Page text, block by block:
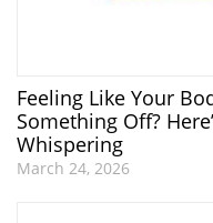
Feeling Like Your
Something Off?
Whispering
March 24, 2026